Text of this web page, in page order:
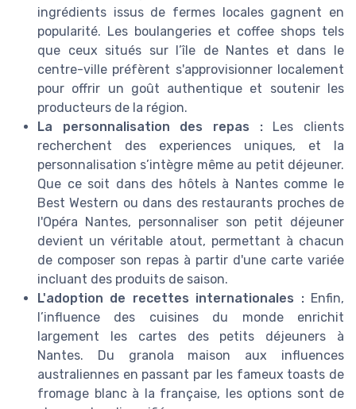
ingrédients issus de fermes locales gagnent en
popularité. Les boulangeries et coffee shops tels
que ceux situés sur l’île de Nantes et dans le
centre-ville préfèrent s'approvisionner localement
pour offrir un goût authentique et soutenir les
producteurs de la région.
La personnalisation des repas :Les clients
recherchent des experiences uniques, et la
personnalisation s’intègre même au petit déjeuner.
Que ce soit dans des hôtels à Nantes comme le
Best Western ou dans des restaurants proches de
l'Opéra Nantes, personnaliser son petit déjeuner
devient un véritable atout, permettant à chacun
de composer son repas à partir d'une carte variée
incluant des produits de saison.
L'adoption de recettes internationales :Enfin,
l’influence des cuisines du monde enrichit
largement les cartes des petits déjeuners à
Nantes. Du granola maison aux influences
australiennes en passant par les fameux toasts de
fromage blanc à la française, les options sont de